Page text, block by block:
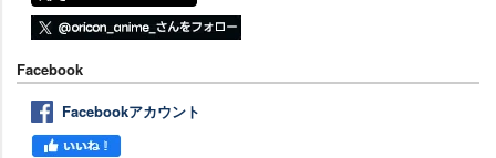
Facebook
Facebookアカウント